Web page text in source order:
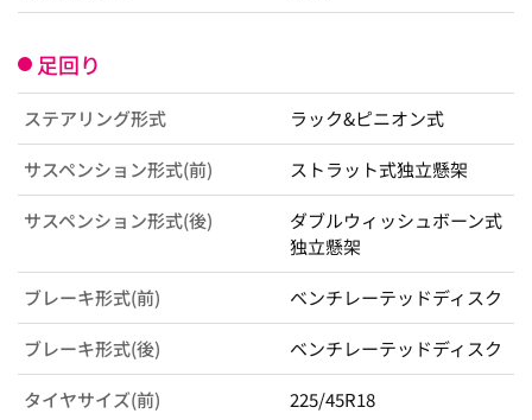
足回り
ステアリング形式 ラック&ピニオン式
サスペンション形式(前) ストラット式独立懸架
サスペンション形式(後)
ダブルウィッシュボーン式
独立懸架
ブレーキ形式(前) ベンチレーテッドディスク
ブレーキ形式(後) ベンチレーテッドディスク
タイヤサイズ(前) 225/45R18